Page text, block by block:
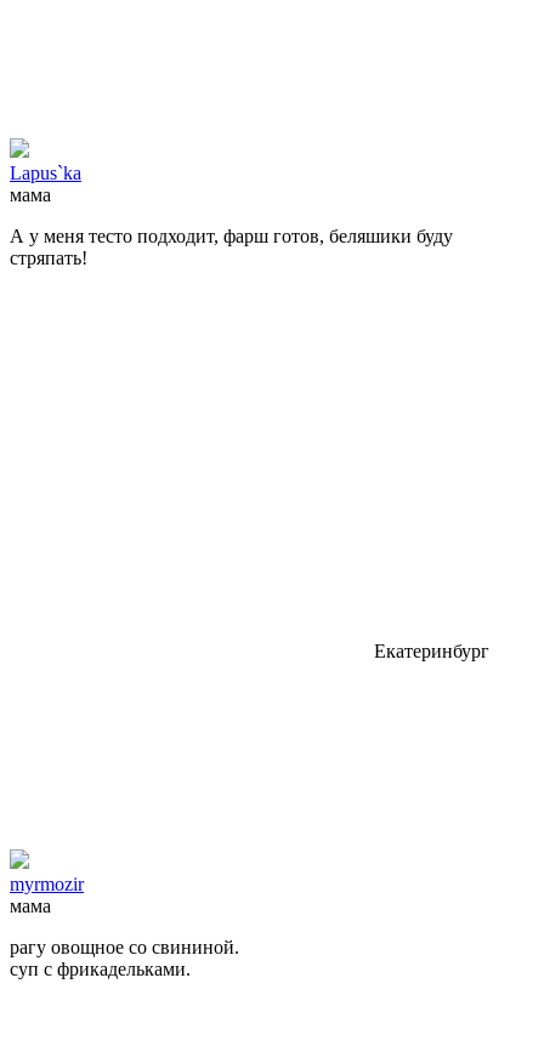
Lapus`ka
мама
А у меня тесто подходит, фарш готов, беляшики буду
стряпать!
Екатеринбург
myrmozir
мама
рагу овощное со свининой.
суп с фрикадельками.